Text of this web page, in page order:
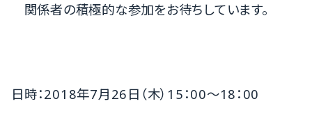
関係者の積極的な参加をお待ちしています。
日時：2018年7月26日（木）15：00～18：00